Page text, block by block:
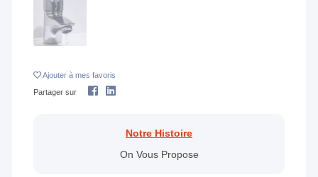
Ajouter à mes favoris
Partager sur
Notre Histoire
On Vous Propose